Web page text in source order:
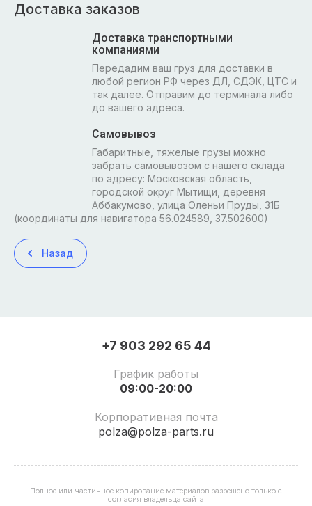
Доставка заказов
Доставка транспортными
компаниями
Передадим ваш груз для доставки в
любой регион РФ через ДЛ, СДЭК, ЦТС и
так далее. Отправим до терминала либо
до вашего адреса.
Самовывоз
Габаритные, тяжелые грузы можно
забрать самовывозом с нашего склада
по адресу: Московская область,
городской округ Мытищи, деревня
Аббакумово, улица Оленьи Пруды, 31Б
(координаты для навигатора 56.024589, 37.502600)
Назад
+7 903 292 65 44
График работы
09:00-20:00
Корпоративная почта
polza@polza-parts.ru
Полное или частичное копирование материалов разрешено только с
согласия владельца сайта